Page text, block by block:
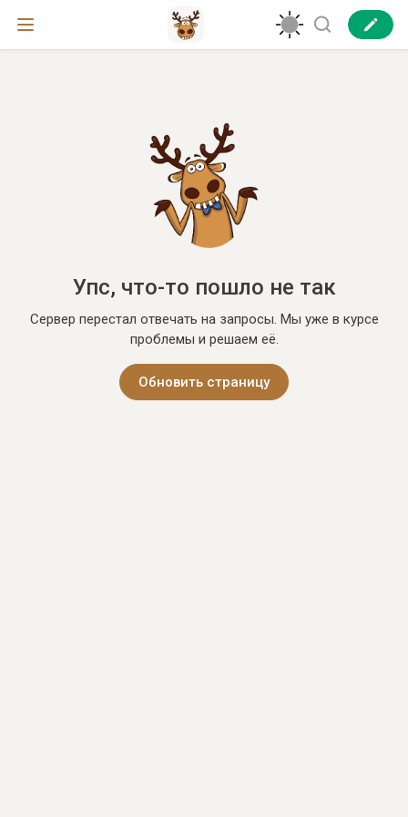
Упс, что-то пошло не так
Сервер перестал отвечать на запросы. Мы уже в курсе
проблемы и решаем её.
Обновить страницу